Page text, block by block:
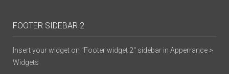
FOOTER SIDEBAR 2
Insert your widget on "Footer widget 2" sidebar in Apperrance >
Widgets